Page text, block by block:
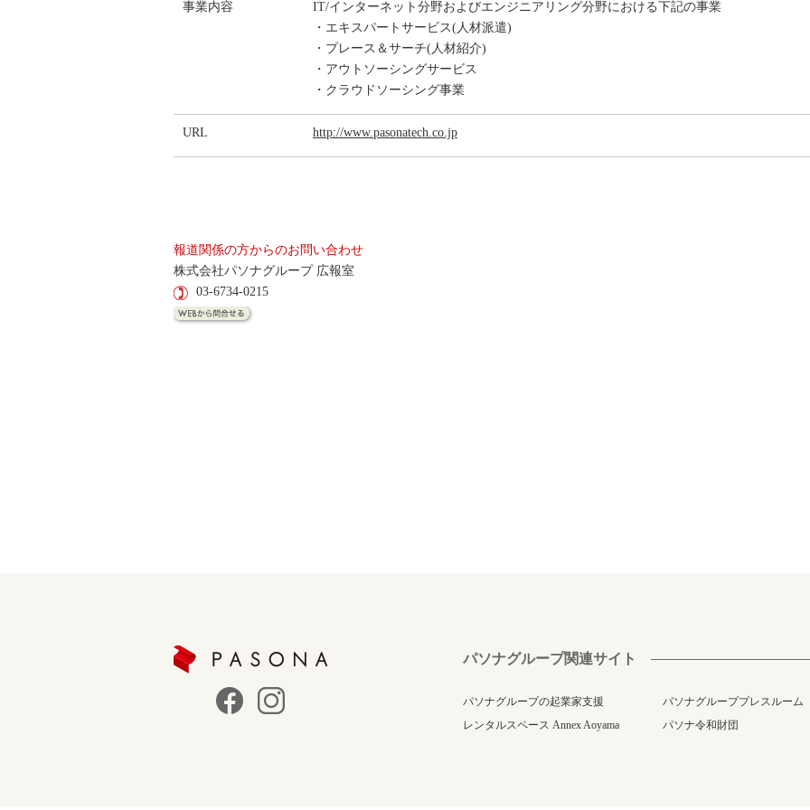
事業内容
IT/インターネット分野およびエンジニアリング分野における下記の事業
・エキスパートサービス(人材派遣)
・プレース＆サーチ(人材紹介)
・アウトソーシングサービス
・クラウドソーシング事業
URL http://www.pasonatech.co.jp
報道関係の方からのお問い合わせ
株式会社パソナグループ 広報室
03-6734-0215
パソナグループ関連サイト
パソナグループの起業家支援 パソナグループプレスルーム
レンタルスペース Annex Aoyama
パソナ令和財団